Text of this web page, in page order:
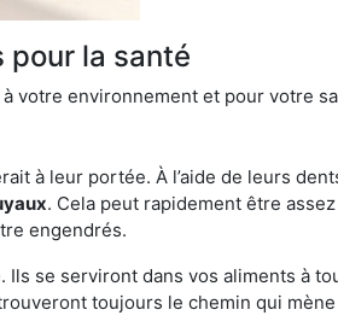
pour la santé
votre environnement et pour votre
à leur portée. À l’aide de leurs
. Cela peut rapidement être
engendrés.
Ils se serviront dans vos aliments à
toujours le chemin qui mène